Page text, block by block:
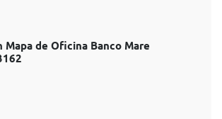
Mapa de Oficina Banco Mare